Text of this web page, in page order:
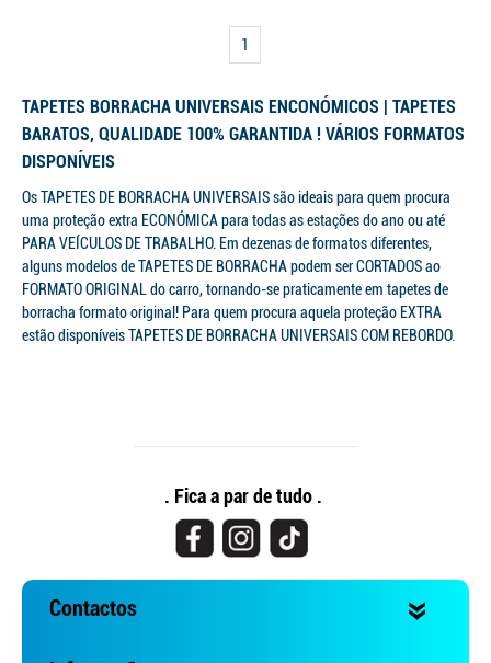
1
TAPETES BORRACHA UNIVERSAIS ENCONÓMICOS | TAPETES
BARATOS, QUALIDADE 100% GARANTIDA ! VÁRIOS FORMATOS
DISPONÍVEIS
Os TAPETES DE BORRACHA UNIVERSAIS são ideais para quem procura
uma proteção extra ECONÓMICA para todas as estações do ano ou até
PARA VEÍCULOS DE TRABALHO. Em dezenas de formatos diferentes,
alguns modelos de TAPETES DE BORRACHA podem ser CORTADOS ao
FORMATO ORIGINAL do carro, tornando-se praticamente em tapetes de
borracha formato original! Para quem procura aquela proteção EXTRA
estão disponíveis TAPETES DE BORRACHA UNIVERSAIS COM REBORDO.
. Fica a par de tudo .
Contactos